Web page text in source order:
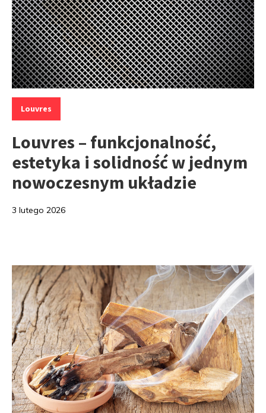
Kategorie:
Louvres
Louvres – funkcjonalność,
estetyka i solidność w jednym
nowoczesnym układzie
3 lutego 2026